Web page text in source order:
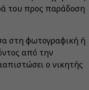
του προς παράδοση
στη φωτογραφική ή
από την
ο νικητής